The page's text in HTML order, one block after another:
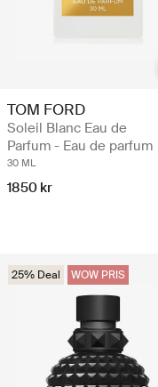
TOM FORD
Soleil Blanc Eau de
Parfum - Eau de parfum
30 ML
1850 kr
25% Deal WOW PRIS